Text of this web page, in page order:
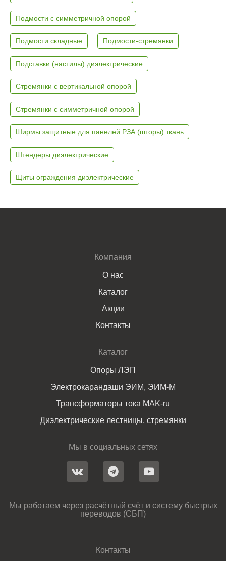
Подмости с симметричной опорой
Подмости складные Подмости-стремянки
Подставки (настилы) диэлектрические
Стремянки с вертикальной опорой
Стремянки с симметричной опорой
Ширмы защитные для панелей РЗА (шторы) ткань
Штендеры диэлектрические
Щиты ограждения диэлектрические
Компания
О нас
Каталог
Акции
Контакты
Каталог
Опоры ЛЭП
Электрокарандаши ЭИМ, ЭИМ-М
Трансформаторы тока MAK-ru
Диэлектрические лестницы, стремянки
Мы в социальных сетях
Мы работаем через расчётный счёт и систему быстрых
переводов (СБП)
Контакты